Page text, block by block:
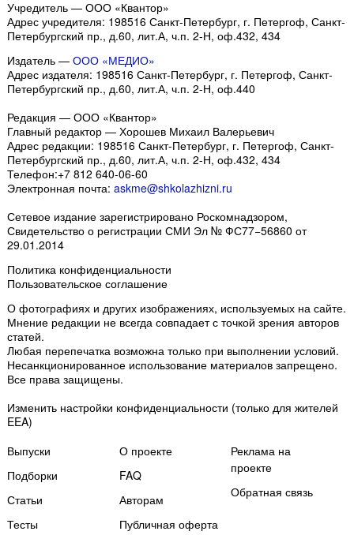
Учредитель — ООО «Квантор»
Адрес учредителя: 198516 Санкт-Петербург, г. Петергоф, Санкт-
Петербургский пр., д.60, лит.А, ч.п. 2-Н, оф.432, 434
Издатель — ООО «МЕДИО»
Адрес издателя: 198516 Санкт-Петербург, г. Петергоф, Санкт-
Петербургский пр., д.60, лит.А, ч.п. 2-Н, оф.440
Редакция — ООО «Квантор»
Главный редактор — Хорошев Михаил Валерьевич
Адрес редакции: 198516 Санкт-Петербург, г. Петергоф, Санкт-
Петербургский пр., д.60, лит.А, ч.п. 2-Н, оф.432, 434
Телефон:+7 812 640-06-60
Электронная почта: askme@shkolazhizni.ru
Сетевое издание зарегистрировано Роскомнадзором,
Свидетельство о регистрации СМИ Эл № ФС77−56860 от
29.01.2014
Политика конфиденциальности
Пользовательское соглашение
О фотографиях и других изображениях, используемых на сайте.
Мнение редакции не всегда совпадает с точкой зрения авторов
статей.
Любая перепечатка возможна только при выполнении условий.
Несанкционированное использование материалов запрещено.
Все права защищены.
Изменить настройки конфиденциальности (только для жителей
EEA)
Выпуски
Подборки
Статьи
Тесты
О проекте
FAQ
Авторам
Публичная оферта
Реклама на
проекте
Обратная связь